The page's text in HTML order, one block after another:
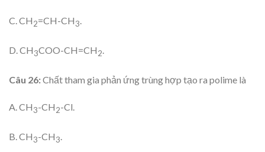
C. CH2=CH-CH3.
D. CH3COO-CH=CH2.
Câu 26:Chất tham gia phản ứng trùng hợp tạo ra polime là
A. CH3-CH2-Cl.
B. CH3-CH3